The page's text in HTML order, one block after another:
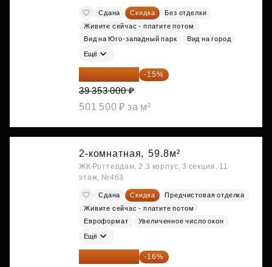
Сдана Скидка
Без отделки
Живите сейчас - платите потом
Вид на Юго-западный парк
Вид на город
Ещё
33 450 050 ₽ -15%
39 353 000 ₽
501 500 ₽ за м²
2-комнатная, 59.8м²
ЖК Роттердам, 2.3 корпус, 3 секция, 11
этаж, №463
Сдана Скидка
Предчистовая отделка
Живите сейчас - платите потом
Евроформат
Увеличенное число окон
Ещё
34 338 595 ₽ -16%